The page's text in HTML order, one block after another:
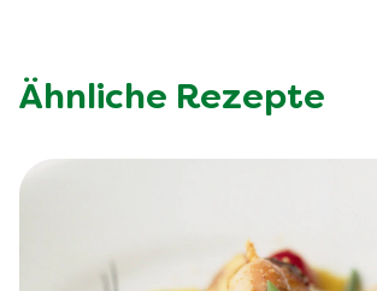
Ähnliche Rezepte